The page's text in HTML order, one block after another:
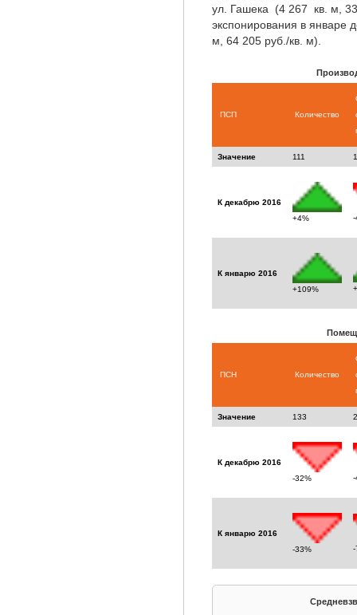
ул. Гашека (4 267 кв. м,
экспонирования в январе
м, 64 205 руб./кв. м).
ПСП Количество
Значение 111
К декабрю 2016
+4%
-
К январю 2016
+109%
ПСН Количество
Значение 133
К декабрю 2016
-32%
-
К январю 2016
-33%
-